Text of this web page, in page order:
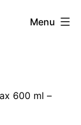
Menu
600 ml –